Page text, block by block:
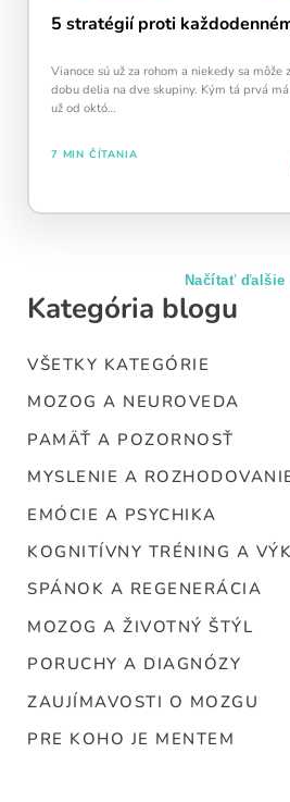
5 stratégií proti
Vianoce sú už za rohom a niekedy sa
dobu delia na dve skupiny. Kým tá prvá
už od októ…
7 MIN ČÍTANIA
Kategória blogu
VŠETKY KATEGÓRIE
MOZOG A NEUROVEDA
PAMÄŤ A POZORNOSŤ
MYSLENIE A
EMÓCIE A PSYCHIKA
KOGNITÍVNY TRÉNING A
SPÁNOK A REGENERÁCIA
MOZOG A ŽIVOTNÝ ŠTÝL
PORUCHY A DIAGNÓZY
ZAUJÍMAVOSTI O MOZGU
PRE KOHO JE MENTEM